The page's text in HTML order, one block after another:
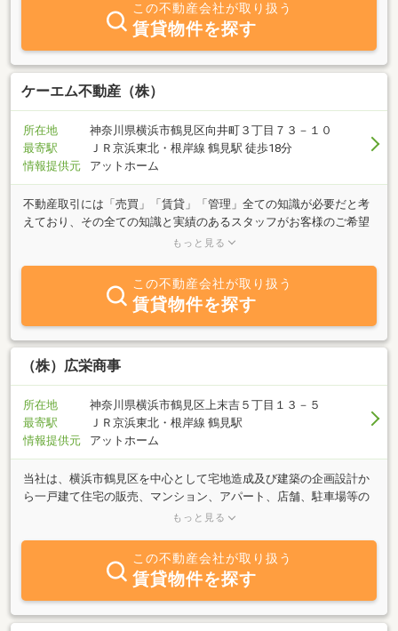
この不動産会社が取り扱う
賃貸物件を探す
ケーエム不動産（株）
所在地
神奈川県横浜市鶴見区向井町３丁目７３－１０
最寄駅
ＪＲ京浜東北・根岸線 鶴見駅 徒歩18分
情報提供元
アットホーム
不動産取引には「売買」「賃貸」「管理」全ての知識が必要だと考
えており、その全ての知識と実績のあるスタッフがお客様のご希望
やお悩みを承ります。ネットに掲載していない物件も含め、幅広い
タッフが多いのが弊社の特徴です。相談しやすいというお声を多く
頂いております！
もっと見る
この不動産会社が取り扱う
賃貸物件を探す
（株）広栄商事
所在地
神奈川県横浜市鶴見区上末吉５丁目１３－５
最寄駅
ＪＲ京浜東北・根岸線 鶴見駅
情報提供元
アットホーム
当社は、横浜市鶴見区を中心として宅地造成及び建築の企画設計か
ら一戸建て住宅の販売、マンション、アパート、店舗、駐車場等の
各種賃貸物件の管理並びに仲介業務を行っております。建築の専門
る様々なご相談等、不動産・建築の総合プランナーとして、お客様
にご満足していただけるサービスを提供しております。また、自社
物件も数多く取り扱っておりますので、是非一度、当社をご利用し
てみてはいかがでしょうか。明るいスタッフが、皆様のご来店をお
待ちしております。
もっと見る
この不動産会社が取り扱う
賃貸物件を探す